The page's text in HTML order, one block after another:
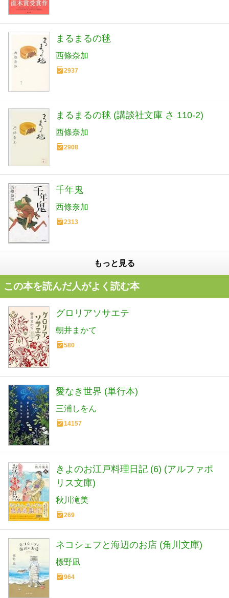
まるまるの毬
西條奈加
2937
まるまるの毬 (講談社文庫 さ 110-2)
西條奈加
2908
千年鬼
西條奈加
2313
もっと見る
この本を読んだ人がよく読む本
グロリアソサエテ
朝井まかて
580
愛なき世界 (単行本)
三浦しをん
14157
きよのお江戸料理日記 (6) (アルファポ
リス文庫)
秋川滝美
269
ネコシェフと海辺のお店 (角川文庫)
標野凪
964